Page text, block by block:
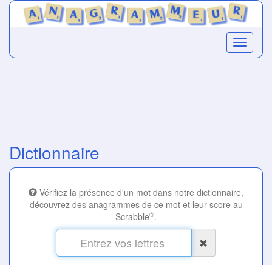
Dictionnaire
Vérifiez la présence d'un mot dans notre dictionnaire,
découvrez des anagrammes de ce mot et leur score au
Scrabble®.